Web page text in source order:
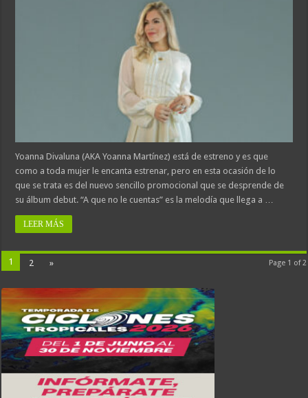
Yoanna Divaluna (AKA Yoanna Martínez) está de estreno y es que
como a toda mujer le encanta estrenar, pero en esta ocasión de lo
que se trata es del nuevo sencillo promocional que se desprende de
su álbum debut. “A que no le cuentas” es la melodía que llega a …
LEER MÁS
Page 1 of 2
1 2 »